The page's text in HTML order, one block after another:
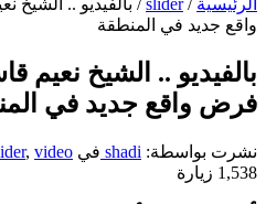
واقع جديد في المنطقة
بالفيديو .. الشيخ نعيم
فرض واقع جديد في
نشرت بواسطة: shadi في , video
1,538 زيارة